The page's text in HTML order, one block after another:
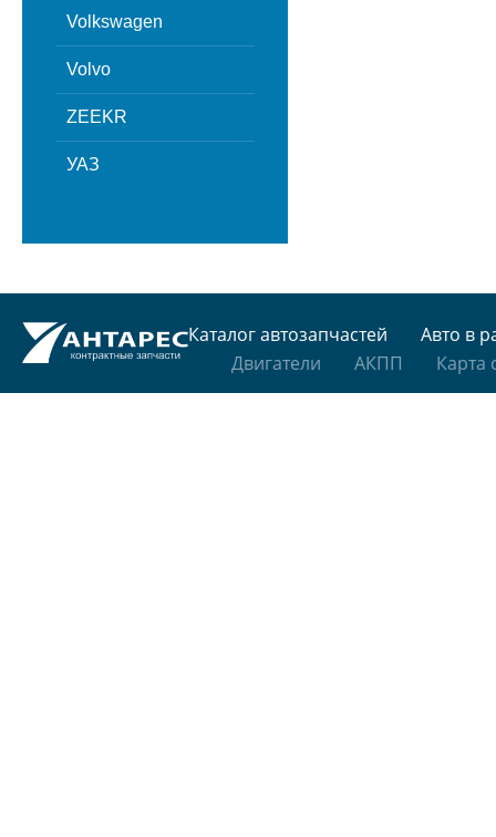
Volkswagen
Volvo
ZEEKR
УАЗ
Каталог автозапчастей
Авто в
Двигатели
АКПП Карта